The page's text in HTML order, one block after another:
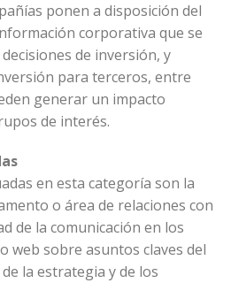
ponen a disposición del
corporativa que se
de inversión, y
para terceros, entre
generar un impacto
de interés.
en esta categoría son la
o área de relaciones con
de la comunicación en los
web sobre asuntos claves del
la estrategia y de los